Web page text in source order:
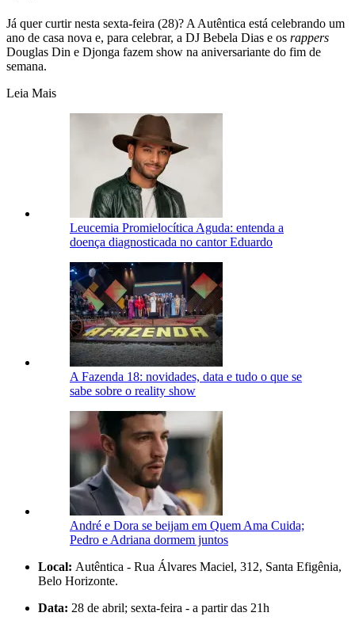
Já quer curtir nesta sexta-feira (28)? A Autêntica está celebrando um
ano de casa nova e, para celebrar, a DJ Bebela Dias e os rappers
Douglas Din e Djonga fazem show na aniversariante do fim de
semana.
Leia Mais
Leucemia Promielocítica Aguda: entenda a
doença diagnosticada no cantor Eduardo
A Fazenda 18: novidades, data e tudo o que se
sabe sobre o reality show
André e Dora se beijam em Quem Ama Cuida;
Pedro e Adriana dormem juntos
Local: Autêntica - Rua Álvares Maciel, 312, Santa Efigênia,
Belo Horizonte.
Data: 28 de abril; sexta-feira - a partir das 21h